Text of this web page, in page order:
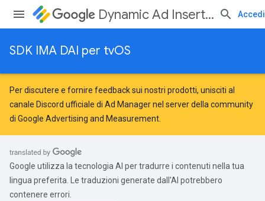
Dynamic Ad Insertion Accedi
SDK IMA DAI per tvOS
Per discutere e fornire feedback sui nostri prodotti, unisciti al
canale Discord ufficiale di Ad Manager nel server della community
di Google Advertising and Measurement
Google utilizza la tecnologia AI per tradurre i contenuti nella tua
lingua preferita. Le traduzioni generate dall'AI potrebbero
contenere errori.